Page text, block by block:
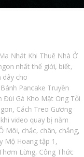
Nhát Khi Thuê Nhà Ở
nhất thế giới, biết,
dây cho
Pancake Truyền
Đùi Gà Kho Mật Ong Tỏi
, Cách Treo Gương
video quay bị nằm
Môi, chắc, chân, chẳng,
Mộ Hoang tập 1 ,
Lừng, Công Thức